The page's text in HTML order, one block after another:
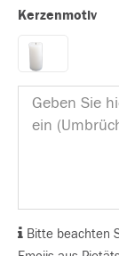
Kerzenmotiv
Bitte beachten